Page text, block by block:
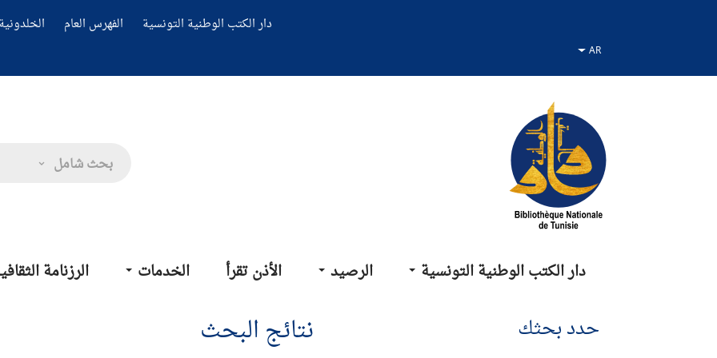
دار الكتب الوطنية التونسية الفهرس العام
بحث شامل
دار الكتب الوطنية التونسية الرصيد الأذن تقرأ الخدمات الرزنامة
نتائج البحث حدد بحثك